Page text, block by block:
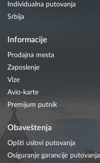
Individualna putovanja
Srbija
Informacije
Prodajna mesta
Zaposlenje
Vize
Avio-karte
Premijum putnik
Obaveštenja
Opšti uslovi putovanja
Osiguranje garancije putovanja